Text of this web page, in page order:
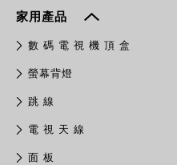
家用產品
數 碼 電 視 機 頂 盒
螢幕背燈
跳 線
電 視 天 線
面 板